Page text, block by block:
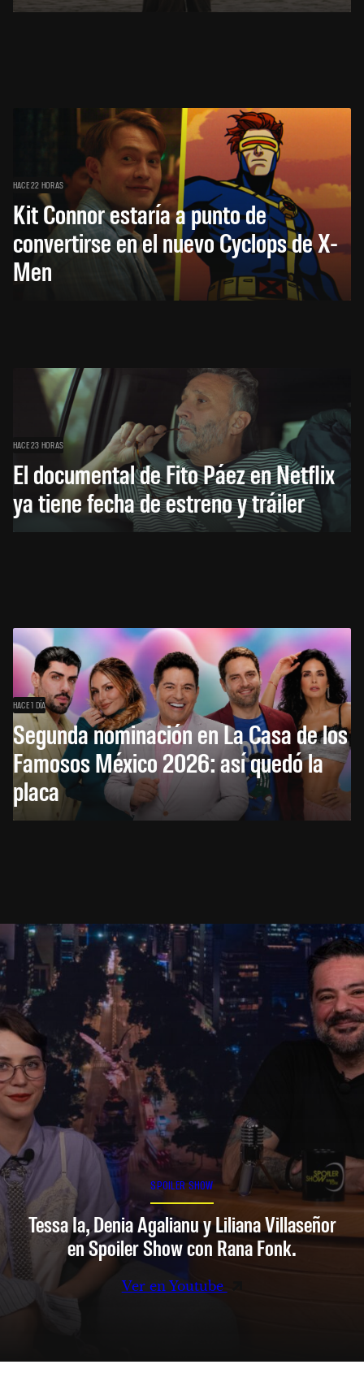
HACE 22 HORAS
Kit Connor estaría a punto de
convertirse en el nuevo Cyclops de X-
Men
HACE 23 HORAS
El documental de Fito Páez en Netflix
ya tiene fecha de estreno y tráiler
HACE 1 DÍA
Segunda nominación en La Casa de los
Famosos México 2026: así quedó la
placa
SPOILER SHOW
Tessa Ia, Denia Agalianu y Liliana Villaseñor
en Spoiler Show con Rana Fonk.
Ver en Youtube